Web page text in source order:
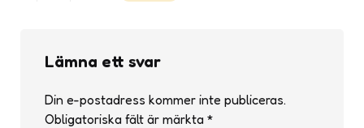
Lämna ett svar
Din e-postadress kommer inte publiceras.
Obligatoriska fält är märkta *